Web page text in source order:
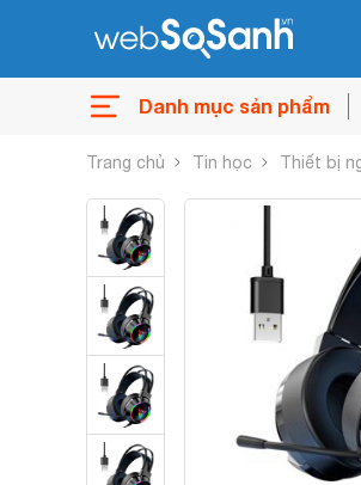
Danh mục sản phẩm
Trang chủ Tin học Thiết bị